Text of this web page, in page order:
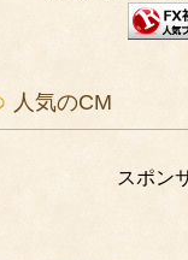
人気のCM
スポン